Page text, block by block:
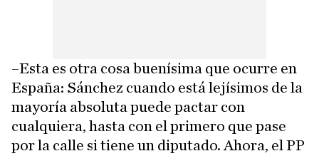
–Esta es otra cosa buenísima que ocurre en
España: Sánchez cuando está lejísimos de la
mayoría absoluta puede pactar con
cualquiera, hasta con el primero que pase
por la calle si tiene un diputado. Ahora, el PP